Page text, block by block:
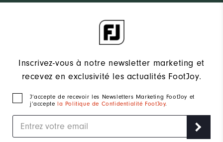
Inscrivez-vous à notre newsletter marketing et
recevez en exclusivité les actualités FootJoy.
J‘accepte de recevoir les Newsletters Marketing FootJoy et
j’accepte la Politique de Confidentialité FootJoy.